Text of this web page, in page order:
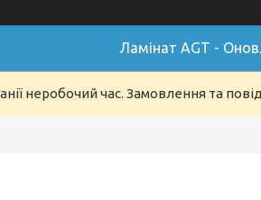
Ламінат AGT -
неробочий час. Замовлення та